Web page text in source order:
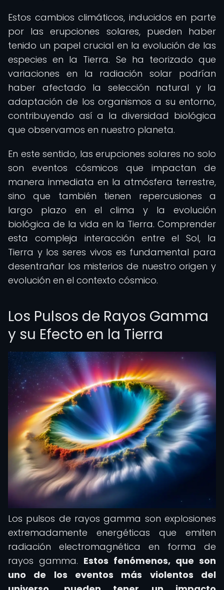
Estos cambios climáticos, inducidos en parte
por las erupciones solares, pueden haber
tenido un papel crucial en la evolución de las
especies en la Tierra. Se ha teorizado que
variaciones en la radiación solar podrían
haber afectado la selección natural y la
adaptación de los organismos a su entorno,
contribuyendo así a la diversidad biológica
que observamos en nuestro planeta.
En este sentido, las erupciones solares no solo
son eventos cósmicos que impactan de
manera inmediata en la atmósfera terrestre,
sino que también tienen repercusiones a
largo plazo en el clima y la evolución
biológica de la vida en la Tierra. Comprender
esta compleja interacción entre el Sol, la
Tierra y los seres vivos es fundamental para
desentrañar los misterios de nuestro origen y
evolución en el contexto cósmico.
Los Pulsos de Rayos Gamma
y su Efecto en la Tierra
Los pulsos de rayos gamma son explosiones
extremadamente energéticas que emiten
radiación electromagnética en forma de
rayos gamma. Estos fenómenos, que son
uno de los eventos más violentos del